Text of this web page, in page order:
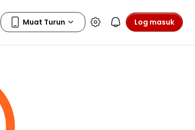
Log masuk